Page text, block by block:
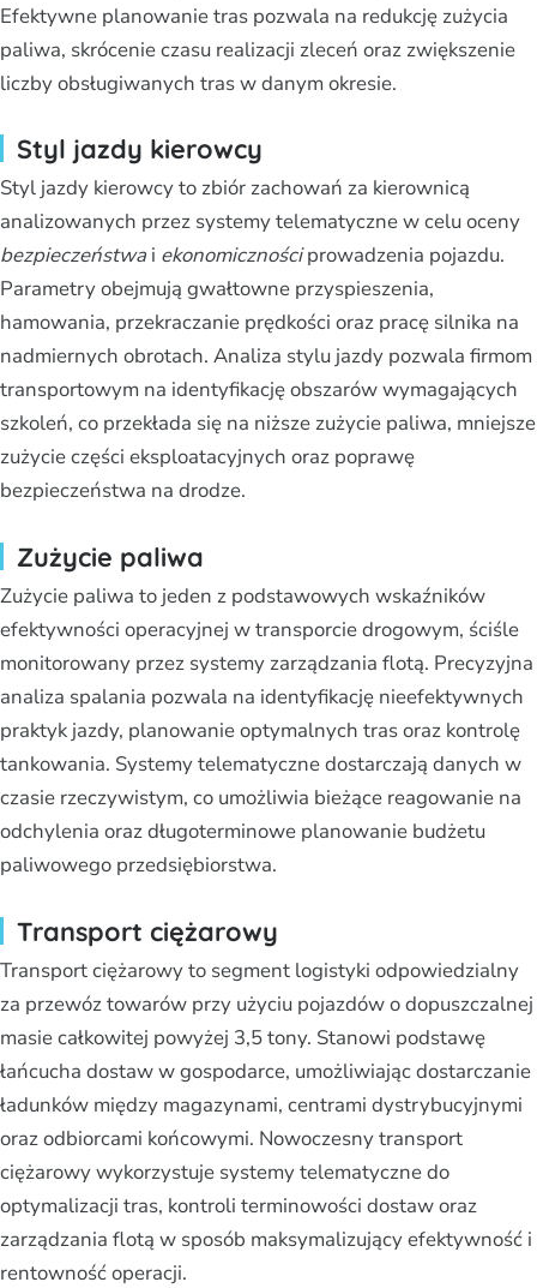
Efektywne planowanie tras pozwala na redukcję zużycia
paliwa, skrócenie czasu realizacji zleceń oraz zwiększenie
liczby obsługiwanych tras w danym okresie.
Styl jazdy kierowcy
Styl jazdy kierowcy to zbiór zachowań za kierownicą
analizowanych przez systemy telematyczne w celu oceny
bezpieczeństwa i ekonomicznościprowadzenia pojazdu.
Parametry obejmują gwałtowne przyspieszenia,
hamowania, przekraczanie prędkości oraz pracę silnika na
nadmiernych obrotach. Analiza stylu jazdy pozwala firmom
transportowym na identyfikację obszarów wymagających
szkoleń, co przekłada się na niższe zużycie paliwa, mniejsze
zużycie części eksploatacyjnych oraz poprawę
bezpieczeństwa na drodze.
Zużycie paliwa
Zużycie paliwa to jeden z podstawowych wskaźników
efektywności operacyjnej w transporcie drogowym, ściśle
monitorowany przez systemy zarządzania flotą. Precyzyjna
analiza spalania pozwala na identyfikację nieefektywnych
praktyk jazdy, planowanie optymalnych tras oraz kontrolę
tankowania. Systemy telematyczne dostarczają danych w
czasie rzeczywistym, co umożliwia bieżące reagowanie na
odchylenia oraz długoterminowe planowanie budżetu
paliwowego przedsiębiorstwa.
Transport ciężarowy
Transport ciężarowy to segment logistyki odpowiedzialny
za przewóz towarów przy użyciu pojazdów o dopuszczalnej
masie całkowitej powyżej 3,5 tony. Stanowi podstawę
łańcucha dostaw w gospodarce, umożliwiając dostarczanie
ładunków między magazynami, centrami dystrybucyjnymi
oraz odbiorcami końcowymi. Nowoczesny transport
ciężarowy wykorzystuje systemy telematyczne do
optymalizacji tras, kontroli terminowości dostaw oraz
zarządzania flotą w sposób maksymalizujący efektywność i
rentowność operacji.